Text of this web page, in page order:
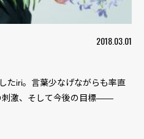
2018.03.01
たiri。言葉少なげながらも率直
刺激、そして今後の目標――